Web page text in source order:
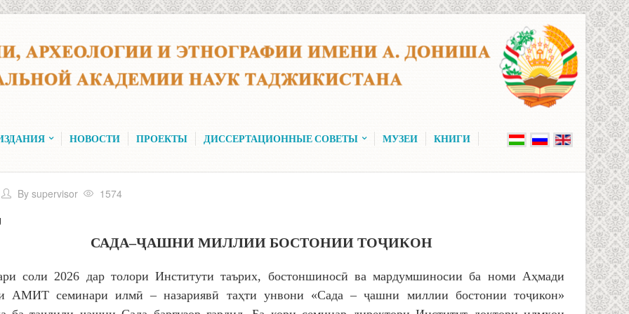
НОВОСТИ ПРОЕКТЫ ДИССЕРТАЦИОННЫЕ СОВЕТЫ МУЗЕИ КНИГИ
By supervisor
1574
САДА–ҶАШНИ МИЛЛИИ БОСТОНИИ ТОҶИКОН
соли 2026 дар толори Институти таърих, бостоншиносӣ ва мардумшиносии ба номи Аҳмади
АМИТ семинари илмӣ – назариявӣ таҳти унвони «Сада – ҷашни миллии бостонии тоҷикон»